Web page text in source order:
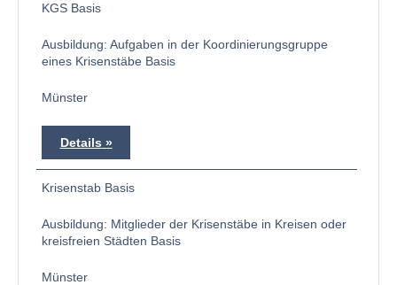
KGS Basis
Ausbildung: Aufgaben in der Koordinierungsgruppe
eines Krisenstäbe Basis
Münster
Details
Krisenstab Basis
Ausbildung: Mitglieder der Krisenstäbe in Kreisen oder
kreisfreien Städten Basis
Münster